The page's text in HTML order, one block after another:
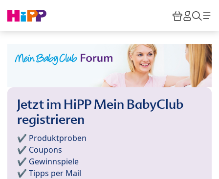
HiPP
Jetzt im HiPP Mein BabyClub
registrieren
✔️ Produktproben
✔️ Coupons
✔️ Gewinnspiele
✔️ Tipps per Mail